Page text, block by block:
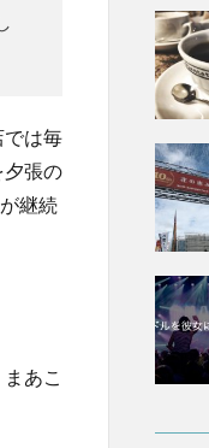
では毎
夕張の
継続
あこ